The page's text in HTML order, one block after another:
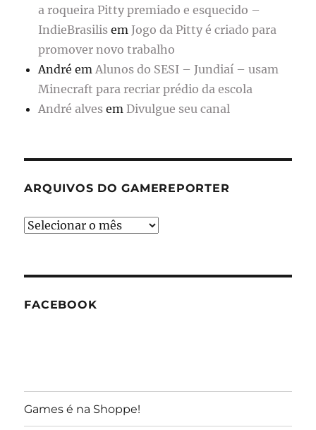
a roqueira Pitty premiado e esquecido –
IndieBrasilis em Jogo da Pitty é criado para
promover novo trabalho
André emAlunos do SESI – Jundiaí – usam
Minecraft para recriar prédio da escola
André alves emDivulgue seu canal
ARQUIVOS DO GAMEREPORTER
Arquivos
FACEBOOK
Games é na Shoppe!